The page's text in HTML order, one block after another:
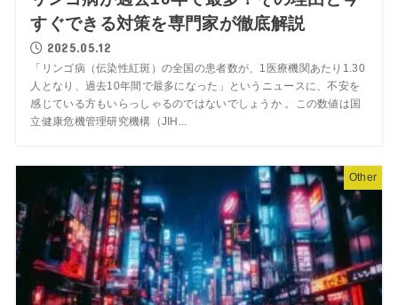
すぐできる対策を専門家が徹底解説
2025.05.12
「リンゴ病（伝染性紅斑）の全国の患者数が、1医療機関あたり1.30
人となり、過去10年間で最多になった」というニュースに、不安を
感じている方もいらっしゃるのではないでしょうか 。この数値は国
立健康危機管理研究機構（JIH...
Other